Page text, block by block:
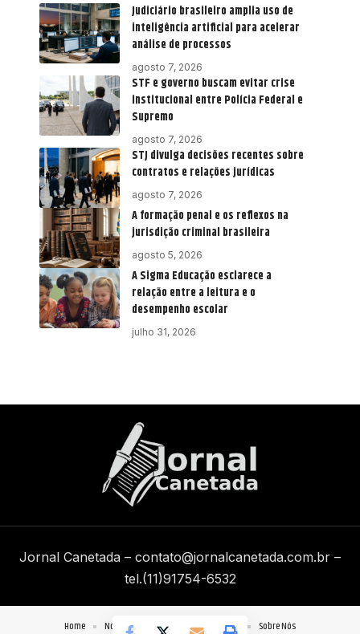
Judiciário brasileiro amplia uso de
inteligência artificial para acelerar
análise de processos
agosto 7, 2026
STF e governo buscam evitar crise
institucional entre Polícia Federal e
Supremo
agosto 7, 2026
STJ divulga decisões recentes sobre
contratos e relações jurídicas
agosto 7, 2026
A formação penal e os reflexos na
jurisdição criminal brasileira
agosto 5, 2026
A Sigma Educação esclarece a
relação entre a leitura e o
desempenho escolar
julho 31, 2026
Jornal Canetada – contato@jornalcanetada.com.br –
tel.(11)91754-6532
Home Notícias Quem Faz Contato Sobre Nós